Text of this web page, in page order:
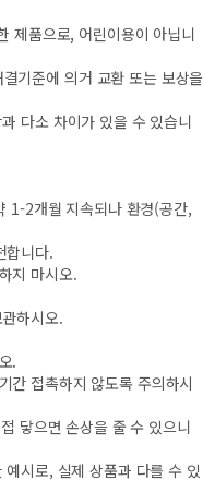
제품으로, 어린이용이 아닙니
기준에 의거 교환 또는 보상을
다소 차이가 있을 수 있습니
1-2개월 지속되나 환경(공간,
합니다.
지 마시오.
하시오.
.
간 접촉하지 않도록 주의하시
닿으면 손상을 줄 수 있으니
시로, 실제 상품과 다를 수 있